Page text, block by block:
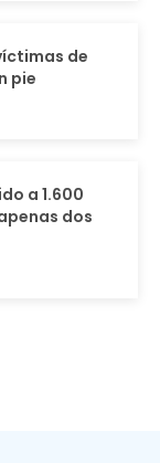
de
pie
a 1.600
dos